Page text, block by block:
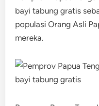
bayi tabung gratis
populasi Orang Asli
mereka.